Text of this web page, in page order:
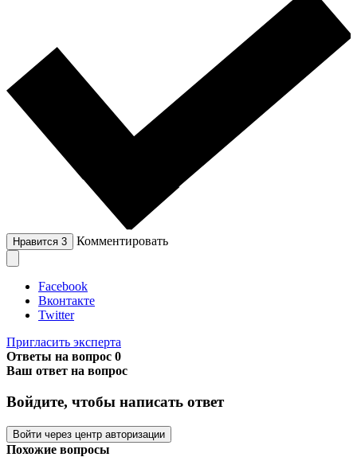
Нравится 3 Комментировать
Facebook
Вконтакте
Twitter
Пригласить эксперта
Ответы на вопрос 0
Ваш ответ на вопрос
Войдите, чтобы написать ответ
Войти через центр авторизации
Похожие вопросы